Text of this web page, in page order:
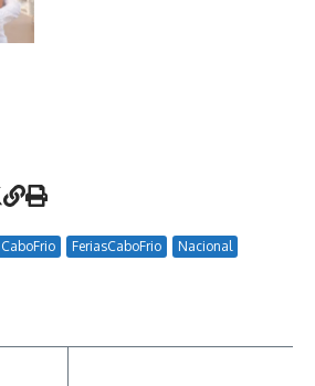
CaboFrio FeriasCaboFrio
Nacional